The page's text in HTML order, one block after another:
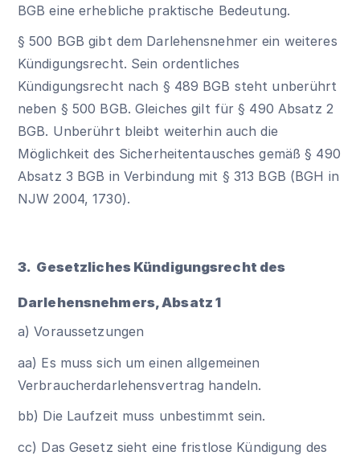
BGB eine erhebliche praktische Bedeutung.
§ 500 BGB gibt dem Darlehensnehmer ein weiteres
Kündigungsrecht. Sein ordentliches
Kündigungsrecht nach § 489 BGB steht unberührt
neben § 500 BGB. Gleiches gilt für § 490 Absatz 2
BGB. Unberührt bleibt weiterhin auch die
Möglichkeit des Sicherheitentausches gemäß § 490
Absatz 3 BGB in Verbindung mit § 313 BGB (BGH in
NJW 2004, 1730).
3. Gesetzliches Kündigungsrecht des
Darlehensnehmers, Absatz 1
a) Voraussetzungen
aa) Es muss sich um einen allgemeinen
Verbraucherdarlehensvertrag handeln.
bb) Die Laufzeit muss unbestimmt sein.
cc) Das Gesetz sieht eine fristlose Kündigung des